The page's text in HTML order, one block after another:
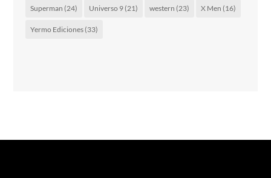
Superman (24) Universo 9(21) western (23) X Men (16)
Yermo Ediciones(33)